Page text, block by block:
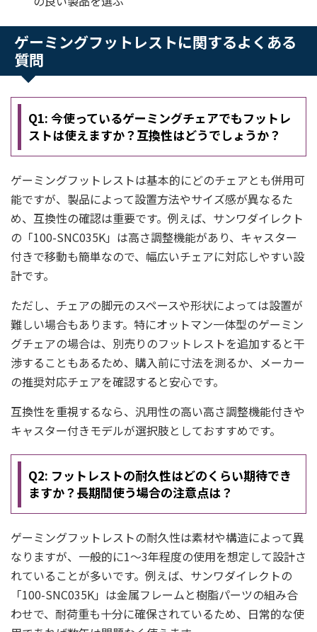
ゲーミングフットレストに関するよくある
質問
Q1: 今使っているゲーミングチェアでもフットレ
ストは使えますか？互換性はどうでしょうか？
ゲーミングフットレストは基本的にどのチェアとも併用可
能ですが、製品によって設置方法やサイズ感が異なるた
め、互換性の確認は重要です。例えば、サンワダイレクト
の「100-SNC035K」は高さ調整機能があり、キャスター
付きで移動も簡単なので、幅広いチェアに対応しやすい設
計です。
ただし、チェアの脚元のスペースや形状によっては設置が
難しい場合もあります。特にオットマン一体型のゲーミン
グチェアの場合は、別売りのフットレストを追加すると干
渉することもあるため、購入前に寸法を測るか、メーカー
の推奨対応チェアを確認すると安心です。
互換性を重視するなら、汎用性の高い高さ調整機能付きや
キャスター付きモデルが選択肢としておすすめです。
Q2: フットレストの耐久性はどのくらい期待でき
ますか？長期間使う場合の注意点は？
ゲーミングフットレストの耐久性は素材や構造によって異
なりますが、一般的に1〜3年程度の使用を想定して設計さ
れていることが多いです。例えば、サンワダイレクトの
「100-SNC035K」は金属フレームと樹脂パーツの組み合
わせで、耐荷重も十分に確保されているため、日常的な使